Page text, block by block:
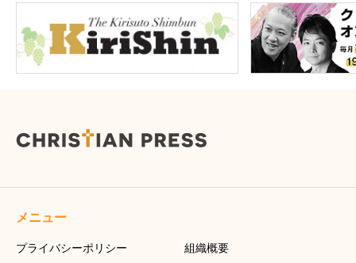
メニュー
プライバシーポリシー 組織概要